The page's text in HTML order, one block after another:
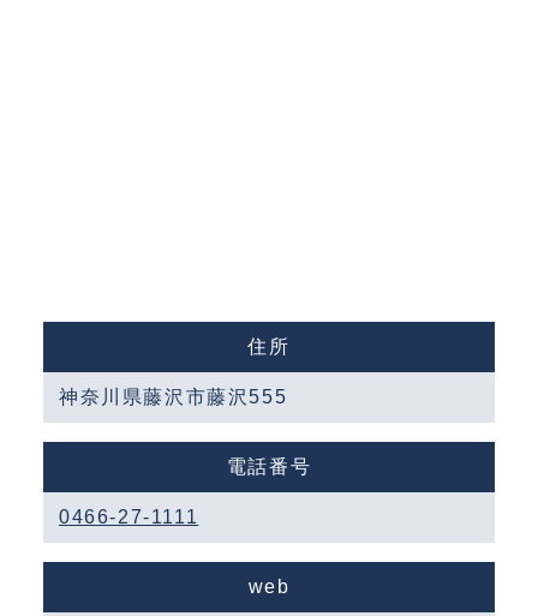
住所
神奈川県藤沢市藤沢555
電話番号
0466-27-1111
web